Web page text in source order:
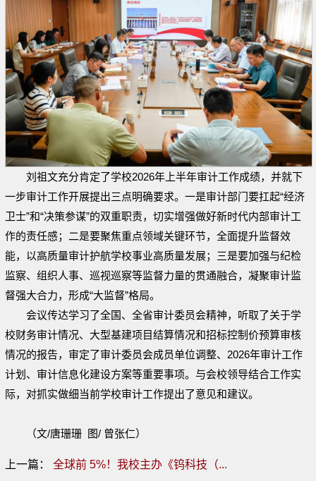
刘祖文充分肯定了学校2026年上半年审计工作成绩，并就下
一步审计工作开展提出三点明确要求。一是审计部门要扛起“经济
卫士”和“决策参谋”的双重职责， 切实增强做好新时代内部审计工
作的责任感；二是要聚焦重点领域关键环节， 全面提升监督效
能， 以高质量审计护航学校事业高质量发展；三是要加强与纪检
监察、组织人事、巡视巡察等监督力量的贯通融合， 凝聚审计监
督强大合力，形成“大监督”格局。
会议传达学习了全国、全省审计委员会精神，听取了关于学
校财务审计情况、大型基建项目结算情况和招标控制价预算审核
情况的报告，审定了审计委员会成员单位调整、2026年审计工作
计划、审计信息化建设方案等重要事项。与会校领导结合工作实
际， 对抓实做细当前学校审计工作提出了意见和建议。
（文/唐珊珊 图/ 曾张仁）
上一篇： 全球前 5%！我校主办《钨科技（...